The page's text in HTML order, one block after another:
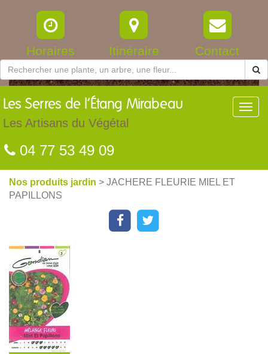
Horaires Itinéraire Contact
Les Serres de l’Étang Mirabeau
Les Artisans du Végétal
04 77 53 49 09
Nos produits jardin > JACHERE FLEURIE MIEL ET
PAPILLONS